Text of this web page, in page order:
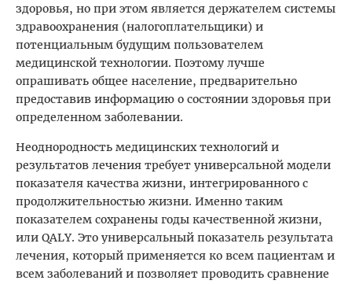
здоровья, но при этом является держателем системы
здравоохранения (налогоплательщики) и
потенциальным будущим пользователем
медицинской технологии. Поэтому лучше
опрашивать общее население, предварительно
предоставив информацию о состоянии здоровья при
определенном заболевании.
Неоднородность медицинских технологий и
результатов лечения требует универсальной модели
показателя качества жизни, интегрированного с
продолжительностью жизни. Именно таким
показателем сохранены годы качественной жизни,
или QALY. Это универсальный показатель результата
лечения, который применяется ко всем пациентам и
всем заболеваний и позволяет проводить сравнение